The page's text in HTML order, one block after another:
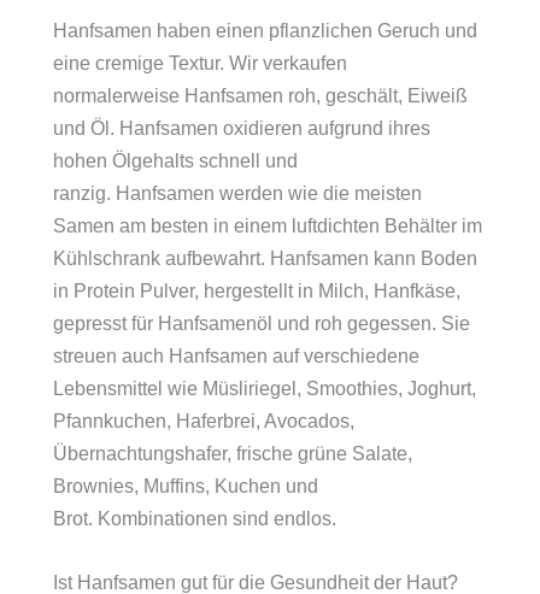
Hanfsamen haben einen pflanzlichen Geruch und
eine cremige Textur. Wir verkaufen
normalerweise Hanfsamen roh, geschält, Eiweiß
und Öl. Hanfsamen oxidieren aufgrund ihres
hohen Ölgehalts schnell und
ranzig. Hanfsamen werden wie die meisten
Samen am besten in einem luftdichten Behälter im
Kühlschrank aufbewahrt. Hanfsamen kann Boden
in Protein Pulver, hergestellt in Milch, Hanfkäse,
gepresst für Hanfsamenöl und roh gegessen. Sie
streuen auch Hanfsamen auf verschiedene
Lebensmittel wie Müsliriegel, Smoothies, Joghurt,
Pfannkuchen, Haferbrei, Avocados,
Übernachtungshafer, frische grüne Salate,
Brownies, Muffins, Kuchen und
Brot. Kombinationen sind endlos.
Ist Hanfsamen gut für die Gesundheit der Haut?